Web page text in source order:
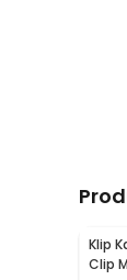
Klip
Clip